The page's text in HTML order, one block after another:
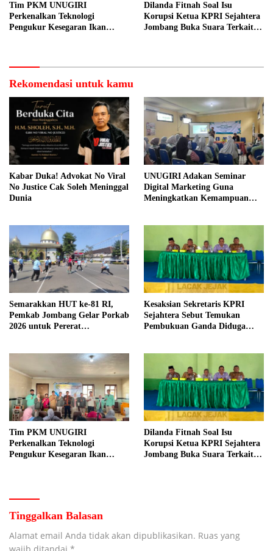
Tim PKM UNUGIRI
Perkenalkan Teknologi
Pengukur Kesegaran Ikan
Dilanda Fitnah Soal Isu
Korupsi Ketua KPRI Sejahtera
Jombang Buka Suara Terkait
Rekomendasi untuk kamu
Kabar Duka! Advokat No Viral
No Justice Cak Soleh Meninggal
Dunia
UNUGIRI Adakan Seminar
Digital Marketing Guna
Meningkatkan Kemampuan
Semarakkan HUT ke-81 RI,
Pemkab Jombang Gelar Porkab
2026 untuk Pererat
Kesaksian Sekretaris KPRI
Sejahtera Sebut Temukan
Pembukuan Ganda Diduga
Tim PKM UNUGIRI
Perkenalkan Teknologi
Pengukur Kesegaran Ikan
Dilanda Fitnah Soal Isu
Korupsi Ketua KPRI Sejahtera
Jombang Buka Suara Terkait
Tinggalkan Balasan
Alamat email Anda tidak akan dipublikasikan. Ruas yang